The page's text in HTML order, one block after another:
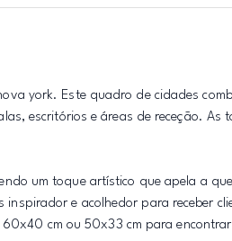
york. Este quadro de cidades
escritórios e áreas de receção. As
um toque artístico que apela a
e acolhedor para receber
cm ou 50x33 cm para